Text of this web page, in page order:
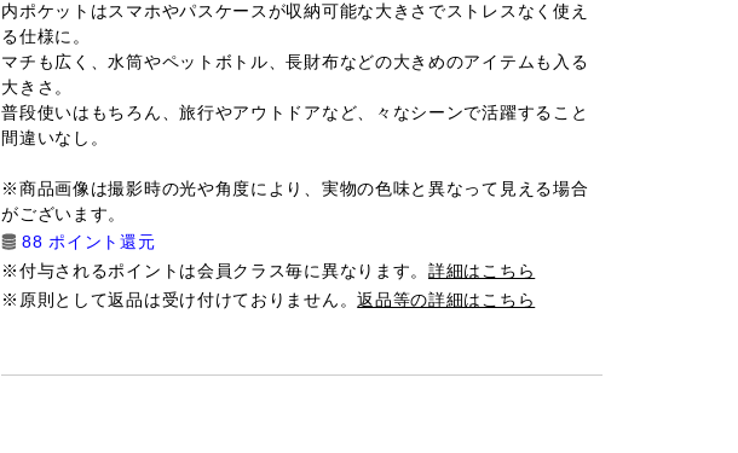
内ポケットはスマホやパスケースが収納可能な大きさでストレスなく使え
る仕様に。
マチも広く、水筒やペットボトル、長財布などの大きめのアイテムも入る
大きさ。
普段使いはもちろん、旅行やアウトドアなど、々なシーンで活躍すること
間違いなし。
※商品画像は撮影時の光や角度により、実物の色味と異なって見える場合
がございます。
88 ポイント還元
※付与されるポイントは会員クラス毎に異なります。詳細はこちら
※原則として返品は受け付けておりません。返品等の詳細はこちら